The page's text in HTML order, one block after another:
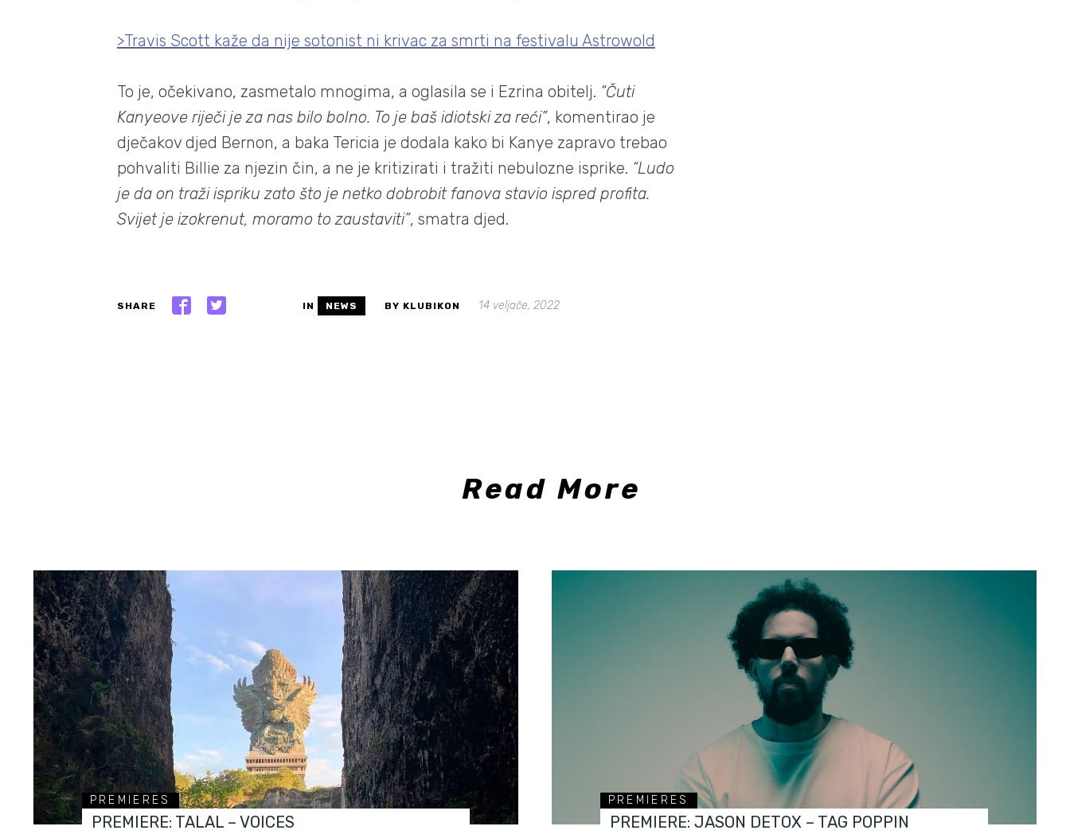
>Travis Scott kaže da nije sotonist ni krivac za smrti na festivalu Astrowold
To je, očekivano, zasmetalo mnogima, a oglasila se i Ezrina obitelj. “Čuti
Kanyeove riječi je za nas bilo bolno. To je baš idiotski za reći”, komentirao je
dječakov djed Bernon, a baka Tericia je dodala kako bi Kanye zapravo trebao
pohvaliti Billie za njezin čin, a ne je kritizirati i tražiti nebulozne isprike. “Ludo
je da on traži ispriku zato što je netko dobrobit fanova stavio ispred profita.
Svijet je izokrenut, moramo to zaustaviti”, smatra djed.
SHARE IN NEWS BY KLUBIKON 14 veljače, 2022
Read More
PREMIERES
PREMIERE: TALAL – VOICES
PREMIERES
PREMIERE: JASON DETOX – TAG POPPIN